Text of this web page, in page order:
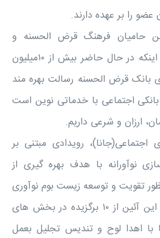
حامیان فرهنگ قرض الحسنه و
کارآفرینی اجتماعی بابیان اینکه در حال حاضر بیش از ۱۰میلیون
قرض الحسنه رسالت بهره مند
اجتماعی با خدماتی نوین است
ارزان و شرعی داریم.
رویدادی مبتنی بر
نوآورانه با هدف بهره ‌گیری از
تقویت و توسعه زیست ‌بوم نوآوری
اجتماعی کشور است و در این آئین از ۱۰ برگزیده در بخش های
اهدا لوح و تندیس تجلیل بعمل